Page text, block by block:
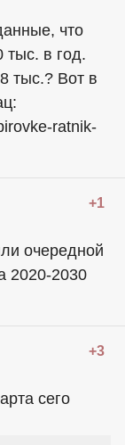
что
тыс. в год.
тыс.? Вот в
ratnik-
+1
очередной
2020-2030
+3
сего